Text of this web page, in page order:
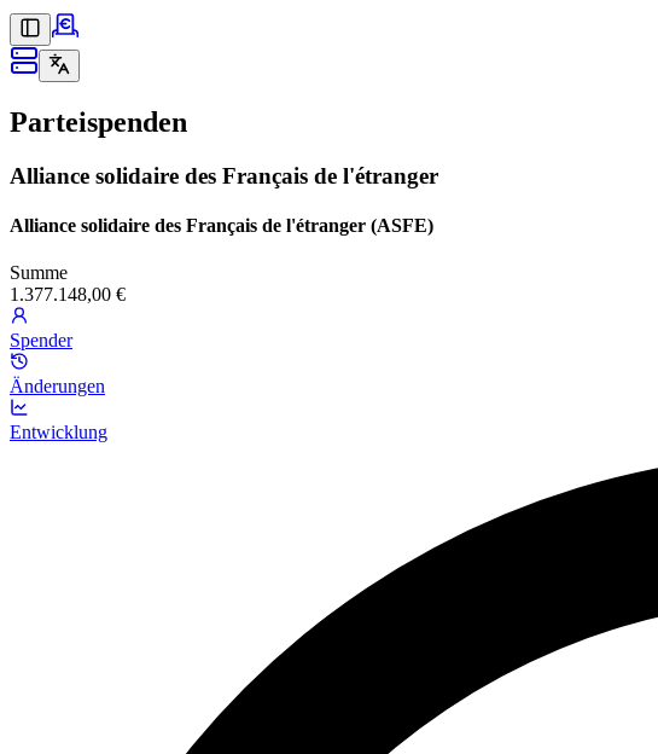
Parteispenden
Alliance solidaire des Français de l'étranger
Alliance solidaire des Français de l'étranger (ASFE)
Summe
1.377.148,00 €
Spender
Änderungen
Entwicklung